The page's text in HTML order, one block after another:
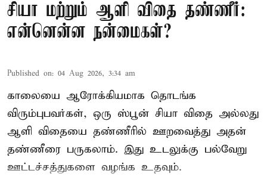
சியா மற்றும் ஆளி விதை தண்ணீர்:
என்னென்ன நன்மைகள்?
Published on: 04 Aug 2026, 3:34 am
காலையை ஆரோக்கியமாக தொடங்க
விரும்புபவர்கள், ஒரு ஸ்பூன் சியா விதை அல்லது
ஆளி விதையை தண்ணீரில் ஊறவைத்து அதன்
தண்ணீரை பருகலாம். இது உடலுக்கு பல்வேறு
ஊட்டச்சத்துகளை வழங்க உதவும்.